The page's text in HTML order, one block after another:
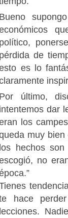
Bueno
político,
pérdida de
es lo
Por último,
intentemos dar
los
muy
los hechos
no
hace
lecciones.